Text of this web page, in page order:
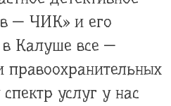
— ЧИК» и его
в Калуше все —
правоохранительных
услуг у нас